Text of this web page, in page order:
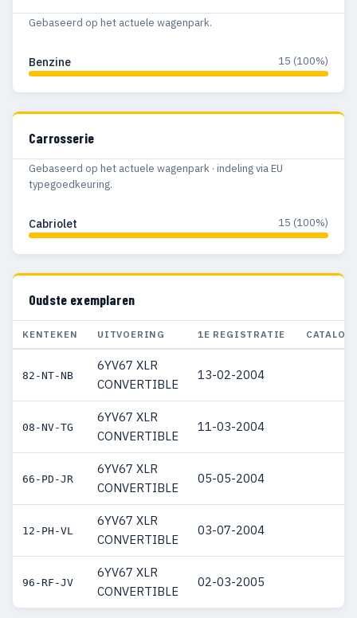
Gebaseerd op het actuele wagenpark.
Benzine 15 (100%)
Carrosserie
Gebaseerd op het actuele wagenpark · indeling via EU
typegoedkeuring.
Cabriolet 15 (100%)
Oudste exemplaren
KENTEKEN UITVOERING 1E REGISTRATIE
82-NT-NB
6YV67 XLR
CONVERTIBLE
13-02-2004
08-NV-TG
6YV67 XLR
CONVERTIBLE
11-03-2004
66-PD-JR
6YV67 XLR
CONVERTIBLE
05-05-2004
12-PH-VL
6YV67 XLR
CONVERTIBLE
03-07-2004
96-RF-JV
6YV67 XLR
CONVERTIBLE
02-03-2005